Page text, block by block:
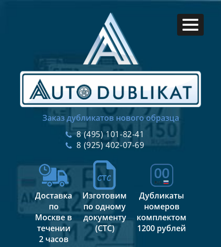
Заказ дубликатов нового образца
8 (495) 101-82-41
8 (925) 402-07-69
Доставка
по
Москве в
течении
2 часов
Изготовим
по одному
документу
(СТС)
Дубликаты
номеров
комплектом
1200 рублей